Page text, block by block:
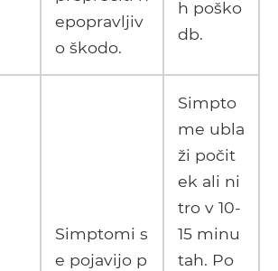
epopravljiv
o škodo.
h poško
db.
Simptomi s
e pojavijo p
Simpto
me ubla
ži počit
ek ali ni
tro v 10-
15 minu
tah. Po